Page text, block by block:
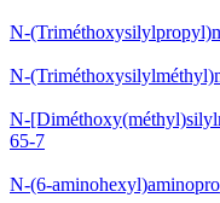
N-
N-
N-
65-7
N-(6-